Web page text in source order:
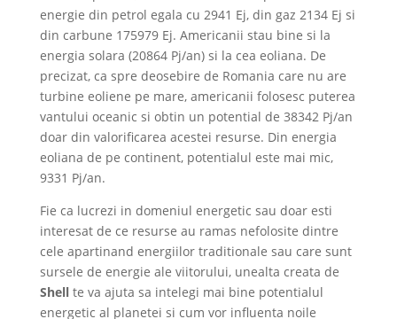
energie din petrol egala cu 2941 Ej, din gaz 2134 Ej si
din carbune 175979 Ej. Americanii stau bine si la
energia solara (20864 Pj/an) si la cea eoliana. De
precizat, ca spre deosebire de Romania care nu are
turbine eoliene pe mare, americanii folosesc puterea
vantului oceanic si obtin un potential de 38342 Pj/an
doar din valorificarea acestei resurse. Din energia
eoliana de pe continent, potentialul este mai mic,
9331 Pj/an.
Fie ca lucrezi in domeniul energetic sau doar esti
interesat de ce resurse au ramas nefolosite dintre
cele apartinand energiilor traditionale sau care sunt
sursele de energie ale viitorului, unealta creata de
Shellte va ajuta sa intelegi mai bine potentialul
energetic al planetei si cum vor influenta noile